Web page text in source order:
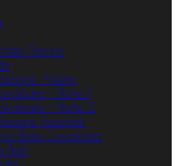
Storico
Alfiere
- Parte 1
- Parte 2
Tataratà
Posto Cavalcata
Palii